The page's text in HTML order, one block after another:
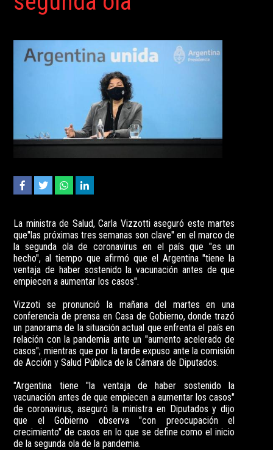
La ministra de Salud, Carla Vizzotti aseguró este martes
que"las próximas tres semanas son clave" en el marco de
la segunda ola de coronavirus en el país que "es un
hecho", al tiempo que afirmó que el Argentina "tiene la
ventaja de haber sostenido la vacunación antes de que
empiecen a aumentar los casos".
Vizzoti se pronunció la mañana del martes en una
conferencia de prensa en Casa de Gobierno, donde trazó
un panorama de la situación actual que enfrenta el país en
relación con la pandemia ante un "aumento acelerado de
casos"; mientras que por la tarde expuso ante la comisión
de Acción y Salud Pública de la Cámara de Diputados.
"Argentina tiene "la ventaja de haber sostenido la
vacunación antes de que empiecen a aumentar los casos"
de coronavirus, aseguró la ministra en Diputados y dijo
que el Gobierno observa "con preocupación el
crecimiento" de casos en lo que se define como el inicio
de la segunda ola de la pandemia.